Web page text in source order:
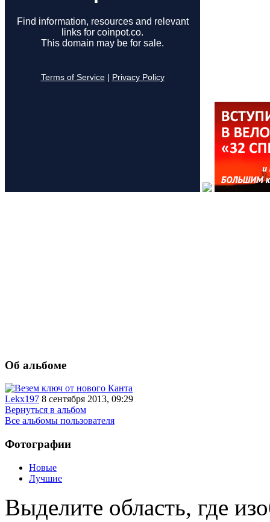
Об альбоме
Lekx197 8 сентября 2013, 09:29
Вернуться в альбом
Все альбомы пользователя
Фотографии
Новые
Лучшие
Выделите область, где